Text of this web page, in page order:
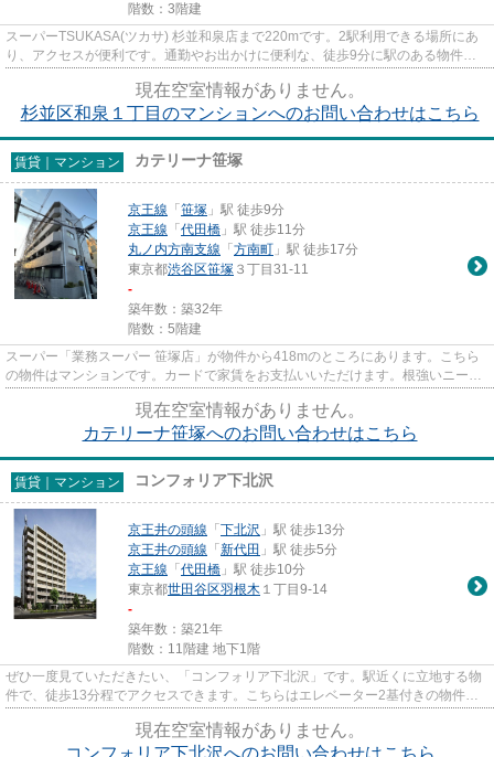
階数：3階建
スーパーTSUKASA(ツカサ) 杉並和泉店まで220mです。2駅利用できる場所にあ
り、アクセスが便利です。通勤やお出かけに便利な、徒歩9分に駅のある物件で
現在空室情報がありません。
杉並区和泉１丁目のマンションへのお問い合わせはこちら
賃貸｜マンション カテリーナ笹塚
京王線 「 笹塚 」駅 徒歩9分
京王線 「 代田橋 」駅 徒歩11分
丸ノ内方南支線 「 方南町 」駅 徒歩17分
東京都渋谷区笹塚 ３丁目31-11
-
築年数：築32年
階数：5階建
スーパー「業務スーパー 笹塚店」が物件から418mのところにあります。こちら
の物件はマンションです。カードで家賃をお支払いいただけます。根強いニーズ
現在空室情報がありません。
カテリーナ笹塚へのお問い合わせはこちら
賃貸｜マンション コンフォリア下北沢
京王井の頭線 「 下北沢 」駅 徒歩13分
京王井の頭線 「 新代田 」駅 徒歩5分
京王線 「 代田橋 」駅 徒歩10分
東京都世田谷区羽根木 １丁目9-14
-
築年数：築21年
階数：11階建 地下1階
ぜひ一度見ていただきたい、「コンフォリア下北沢」です。駅近くに立地する物
件で、徒歩13分程でアクセスできます。こちらはエレベーター2基付きの物件で
現在空室情報がありません。
コンフォリア下北沢へのお問い合わせはこちら